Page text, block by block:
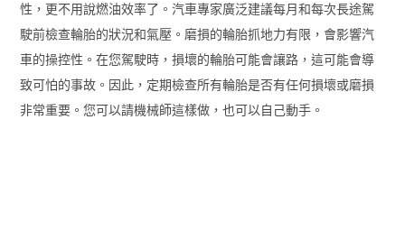
性，更不用說燃油效率了。汽車專家廣泛建議每月和每次長途駕
駛前檢查輪胎的狀況和氣壓。磨損的輪胎抓地力有限，會影響汽
車的操控性。在您駕駛時，損壞的輪胎可能會讓路，這可能會導
致可怕的事故。因此，定期檢查所有輪胎是否有任何損壞或磨損
非常重要。您可以請機械師這樣做，也可以自己動手。